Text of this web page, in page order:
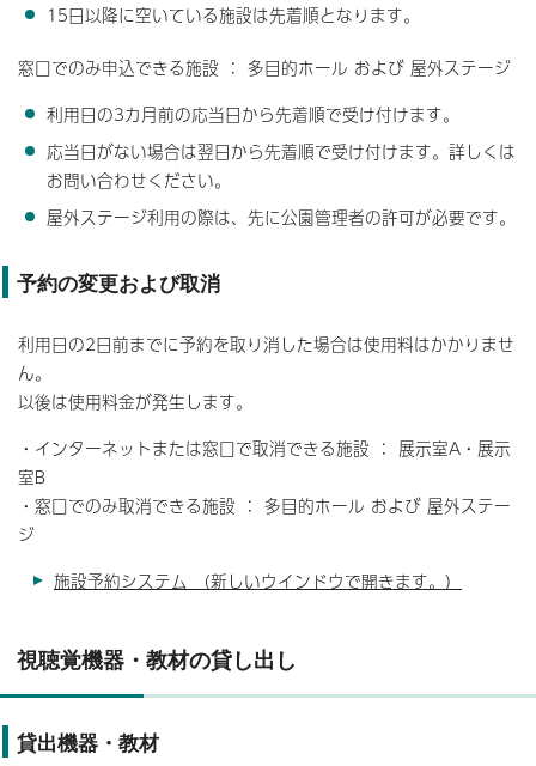
15日以降に空いている施設は先着順となります。
窓口でのみ申込できる施設 ： 多目的ホール および 屋外ステージ
利用日の3カ月前の応当日から先着順で受け付けます。
応当日がない場合は翌日から先着順で受け付けます。詳しくは
お問い合わせください。
屋外ステージ利用の際は、先に公園管理者の許可が必要です。
予約の変更および取消
利用日の2日前までに予約を取り消した場合は使用料はかかりませ
ん。
以後は使用料金が発生します。
・インターネットまたは窓口で取消できる施設 ： 展示室A・展示
室B
・窓口でのみ取消できる施設 ： 多目的ホール および 屋外ステー
ジ
施設予約システム （新しいウインドウで開きます。）
視聴覚機器・教材の貸し出し
貸出機器・教材